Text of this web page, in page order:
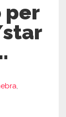
per
,